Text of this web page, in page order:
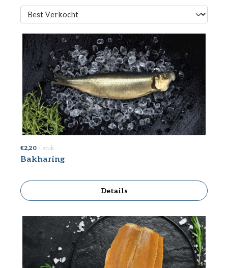
€ 2,20 / stuk
Bakharing
Details